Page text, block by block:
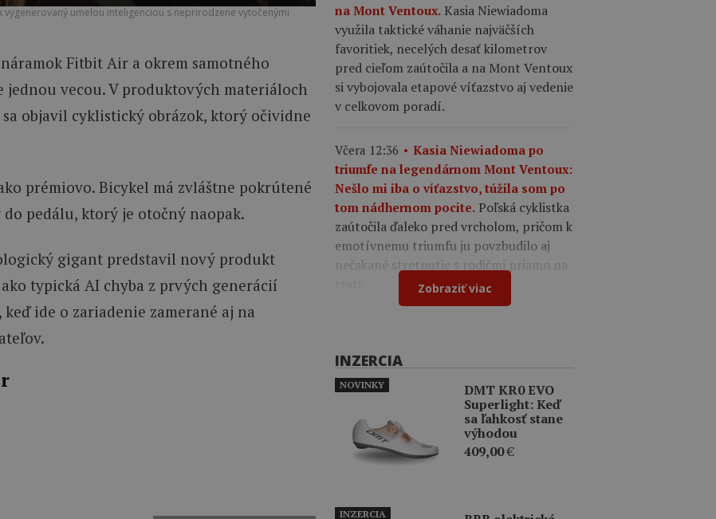
umelou inteligenciou s neprirodzene vytočenými
Fitbit Air a okrem samotného
jednou vecou. V produktových materiáloch
objavil cyklistický obrázok, ktorý očividne
prémiovo. Bicykel má zvláštne pokrútené
pedálu, ktorý je otočný naopak.
gigant predstavil nový produkt
typická AI chyba z prvých generácií
ide o zariadenie zamerané aj na
na Mont Ventoux. Kasia Niewiadoma
využila taktické váhanie najväčších
favoritiek, necelých desať kilometrov
pred cieľom zaútočila a na Mont Ventoux
si vybojovala etapové víťazstvo aj vedenie
v celkovom poradí.
Včera 12:36
Kasia Niewiadoma po
triumfe na legendárnom Mont Ventoux:
Nešlo mi iba o víťazstvo, túžila som po
tom nádhernom pocite. Poľská cyklistka
zaútočila ďaleko pred vrcholom, pričom k
emotívnemu triumfu ju povzbudilo aj
nečakané stretnutie s rodičmi priamo na
Zobraziť viac
INZERCIA
DMT KR0 EVO
Superlight: Keď
sa ľahkosť stane
výhodou
409,00€
NOVINKY
INZERCIA